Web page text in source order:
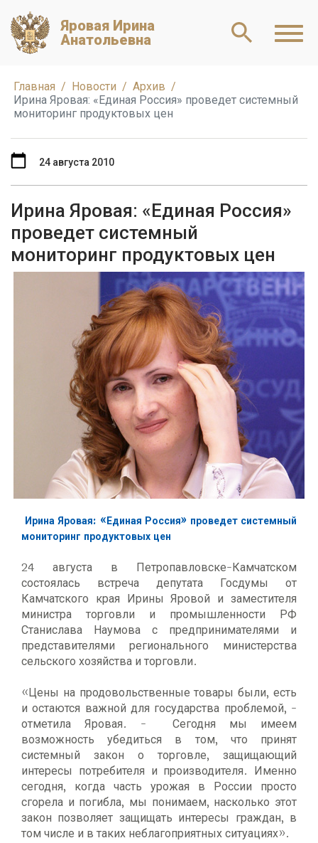
Яровая Ирина
Анатольевна
Главная Новости
Архив
Ирина Яровая: «Единая Россия» проведет системный
мониторинг продуктовых цен
Ирина Яровая: «Единая Россия»
проведет системный
мониторинг продуктовых цен
24 августа 2010
Ирина Яровая: «Единая Россия» проведет системный
мониторинг продуктовых цен
24 августа в Петропавловске-Камчатском
состоялась встреча депутата Госдумы от
Камчатского края Ирины Яровой и заместителя
министра торговли и промышленности РФ
Станислава Наумова с предпринимателями и
представителями регионального министерства
сельского хозяйства и торговли.
«Цены на продовольственные товары были, есть
и остаются важной для государства проблемой, -
отметила Яровая. - Сегодня мы имеем
возможность убедиться в том, что принят
системный закон о торговле, защищающий
интересы потребителя и производителя. Именно
сегодня, когда часть урожая в России просто
сгорела и погибла, мы понимаем, насколько этот
закон позволяет защищать интересы граждан, в
том числе и в таких неблагоприятных ситуациях».